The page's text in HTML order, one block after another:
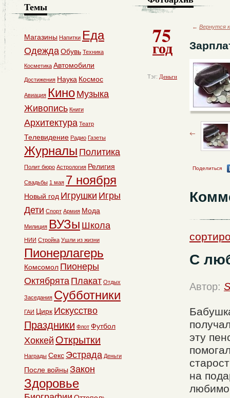
75
год
Тэг: Деньги
← Вернутся
Поделиться
С
Автор:
эту
на
Темы
Магазины Напитки Еда
ОдеждаОбувь Техника
Косметика Автомобили
Достижения Наука Космос
Авиация Кино Музыка
Живопись Книги
Архитектура Театр
Телевидение Радио Газеты
Журналы Политика
Полит бюро Астрология Религия
Свадьбы 1 мая 7 ноября
Новый год Игрушки Игры
Дети Спорт Армия Мода
Милиция ВУЗы Школа
НИИ Стройка Ушли из жизни
Пионерлагерь
Комсомол Пионеры
Октябрята Плакат Отдых
Заседания Субботники
ГАИ Цирк Искусство
Праздники Флот Футбол
Хоккей Открытки
Награды Секс Эстрада Деньги
После войны Закон
Здоровье